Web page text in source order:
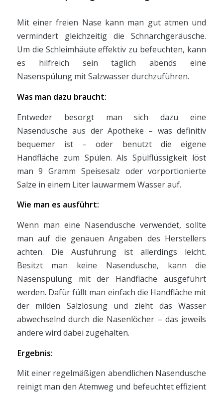
Mit einer freien Nase kann man gut atmen und
vermindert gleichzeitig die Schnarchgeräusche.
Um die Schleimhäute effektiv zu befeuchten, kann
es hilfreich sein täglich abends eine
Nasenspülung mit Salzwasser durchzuführen.
Was man dazu braucht:
Entweder besorgt man sich dazu eine
Nasendusche aus der Apotheke – was definitiv
bequemer ist – oder benutzt die eigene
Handfläche zum Spülen. Als Spülflüssigkeit löst
man 9 Gramm Speisesalz oder vorportionierte
Salze in einem Liter lauwarmem Wasser auf.
Wie man es ausführt:
Wenn man eine Nasendusche verwendet, sollte
man auf die genauen Angaben des Herstellers
achten. Die Ausführung ist allerdings leicht.
Besitzt man keine Nasendusche, kann die
Nasenspülung mit der Handfläche ausgeführt
werden. Dafür füllt man einfach die Handfläche mit
der milden Salzlösung und zieht das Wasser
abwechselnd durch die Nasenlöcher – das jeweils
andere wird dabei zugehalten.
Ergebnis:
Mit einer regelmäßigen abendlichen Nasendusche
reinigt man den Atemweg und befeuchtet effizient